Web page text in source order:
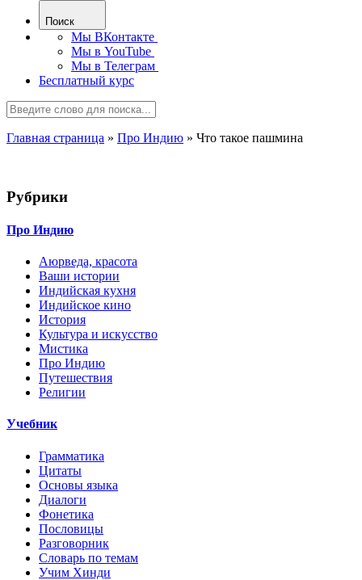
Поиск
Мы ВКонтакте
Мы в YouTube
Мы в Телеграм
Бесплатный курс
Главная страница » Про Индию » Что такое пашмина
Рубрики
Про Индию
Аюрведа, красота
Ваши истории
Индийская кухня
Индийское кино
История
Культура и искусство
Мистика
Про Индию
Путешествия
Религии
Учебник
Грамматика
Цитаты
Основы языка
Диалоги
Фонетика
Пословицы
Разговорник
Словарь по темам
Учим Хинди